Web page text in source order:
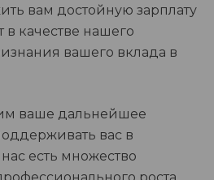
вам достойную зарплату
качестве нашего
вашего вклада в
ваше дальнейшее
вас в
есть множество